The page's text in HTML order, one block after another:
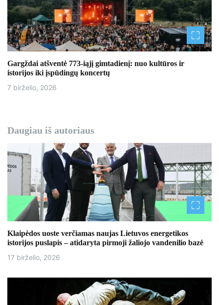
Gargždai atšventė 773-iąjį gimtadienį: nuo kultūros ir
istorijos iki įspūdingų koncertų
7 birželio, 2026
Daugiau iš autoriaus
Klaipėdos uoste verčiamas naujas Lietuvos energetikos
istorijos puslapis – atidaryta pirmoji žaliojo vandenilio bazė
17 birželio, 2026